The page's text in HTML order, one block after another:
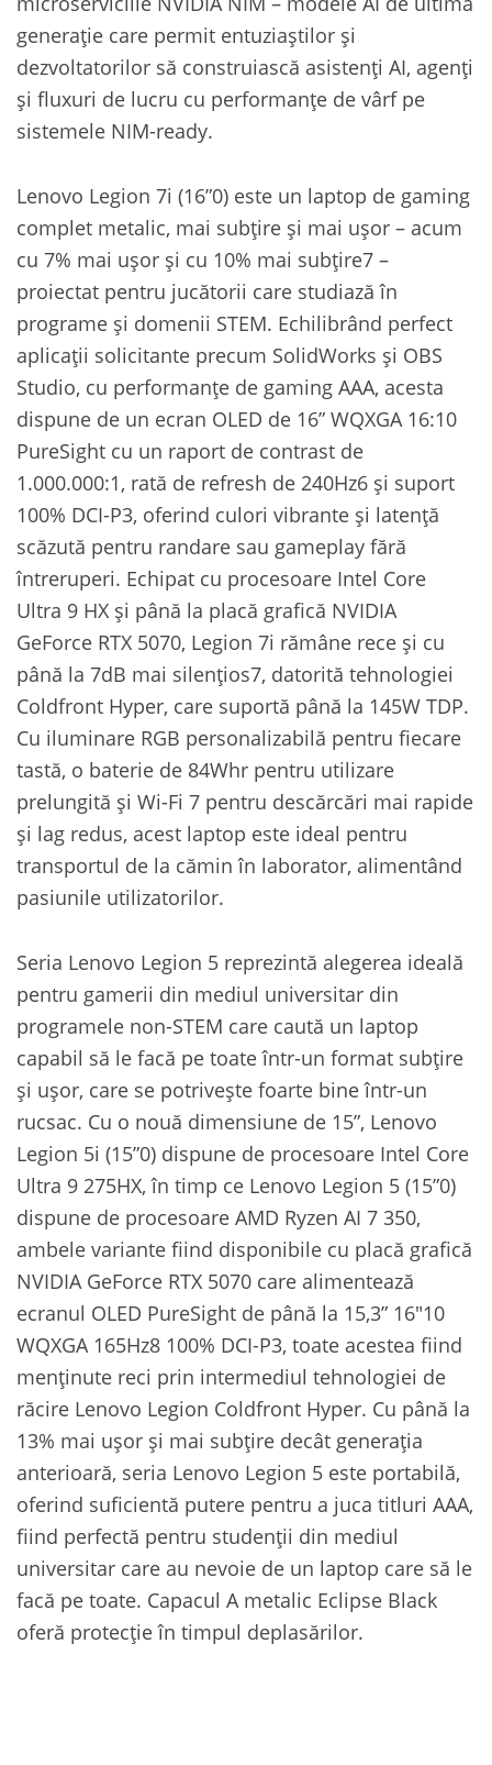
generație care permit entuziaștilor și
dezvoltatorilor să construiască asistenți AI, agenți
și fluxuri de lucru cu performanțe de vârf pe
sistemele NIM-ready.
Lenovo Legion 7i (16”0) este un laptop de gaming
complet metalic, mai subțire și mai ușor – acum
cu 7% mai ușor și cu 10% mai subțire7 –
proiectat pentru jucătorii care studiază în
programe și domenii STEM. Echilibrând perfect
aplicații solicitante precum SolidWorks și OBS
Studio, cu performanțe de gaming AAA, acesta
dispune de un ecran OLED de 16” WQXGA 16:10
PureSight cu un raport de contrast de
1.000.000:1, rată de refresh de 240Hz6 și suport
100% DCI-P3, oferind culori vibrante și latență
scăzută pentru randare sau gameplay fără
întreruperi. Echipat cu procesoare Intel Core
Ultra 9 HX și până la placă grafică NVIDIA
GeForce RTX 5070, Legion 7i rămâne rece și cu
până la 7dB mai silențios7, datorită tehnologiei
Coldfront Hyper, care suportă până la 145W TDP.
Cu iluminare RGB personalizabilă pentru fiecare
tastă, o baterie de 84Whr pentru utilizare
prelungită și Wi-Fi 7 pentru descărcări mai rapide
și lag redus, acest laptop este ideal pentru
transportul de la cămin în laborator, alimentând
pasiunile utilizatorilor.
Seria Lenovo Legion 5 reprezintă alegerea ideală
pentru gamerii din mediul universitar din
programele non-STEM care caută un laptop
capabil să le facă pe toate într-un format subțire
și ușor, care se potrivește foarte bine într-un
rucsac. Cu o nouă dimensiune de 15”, Lenovo
Legion 5i (15”0) dispune de procesoare Intel Core
Ultra 9 275HX, în timp ce Lenovo Legion 5 (15”0)
dispune de procesoare AMD Ryzen AI 7 350,
ambele variante fiind disponibile cu placă grafică
NVIDIA GeForce RTX 5070 care alimentează
ecranul OLED PureSight de până la 15,3” 16″10
WQXGA 165Hz8 100% DCI-P3, toate acestea fiind
menținute reci prin intermediul tehnologiei de
răcire Lenovo Legion Coldfront Hyper. Cu până la
13% mai ușor și mai subțire decât generația
anterioară, seria Lenovo Legion 5 este portabilă,
oferind suficientă putere pentru a juca titluri AAA,
fiind perfectă pentru studenții din mediul
universitar care au nevoie de un laptop care să le
facă pe toate. Capacul A metalic Eclipse Black
oferă protecție în timpul deplasărilor.